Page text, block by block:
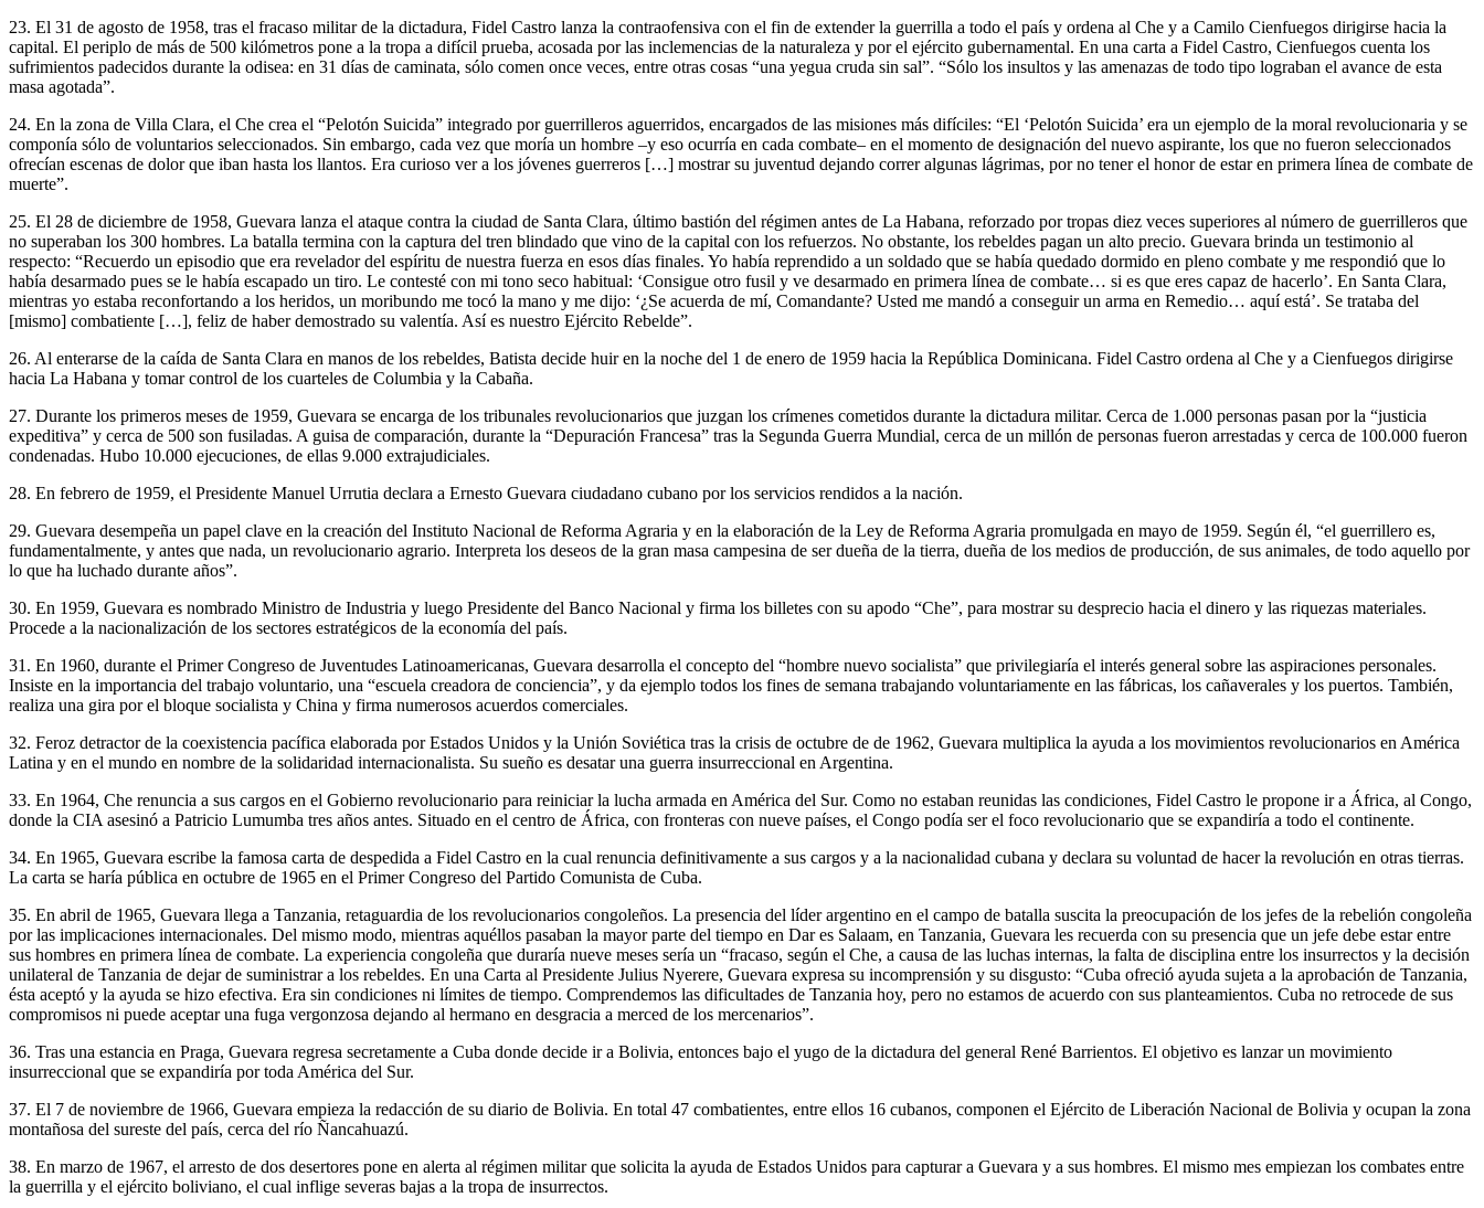
23. El 31 de agosto de 1958, tras el fracaso militar de la dictadura, Fidel Castro lanza la contraofensiva con el fin de extender la guerrilla a todo el país y ordena al Che y a Camilo Cienfuegos dirigirse hacia la
capital. El periplo de más de 500 kilómetros pone a la tropa a difícil prueba, acosada por las inclemencias de la naturaleza y por el ejército gubernamental. En una carta a Fidel Castro, Cienfuegos cuenta los
sufrimientos padecidos durante la odisea: en 31 días de caminata, sólo comen once veces, entre otras cosas “una yegua cruda sin sal”. “Sólo los insultos y las amenazas de todo tipo lograban el avance de esta
masa agotada”.
24. En la zona de Villa Clara, el Che crea el “Pelotón Suicida” integrado por guerrilleros aguerridos, encargados de las misiones más difíciles: “El ‘Pelotón Suicida’ era un ejemplo de la moral revolucionaria y se
componía sólo de voluntarios seleccionados. Sin embargo, cada vez que moría un hombre –y eso ocurría en cada combate– en el momento de designación del nuevo aspirante, los que no fueron seleccionados
ofrecían escenas de dolor que iban hasta los llantos. Era curioso ver a los jóvenes guerreros […] mostrar su juventud dejando correr algunas lágrimas, por no tener el honor de estar en primera línea de combate de
muerte”.
25. El 28 de diciembre de 1958, Guevara lanza el ataque contra la ciudad de Santa Clara, último bastión del régimen antes de La Habana, reforzado por tropas diez veces superiores al número de guerrilleros que
no superaban los 300 hombres. La batalla termina con la captura del tren blindado que vino de la capital con los refuerzos. No obstante, los rebeldes pagan un alto precio. Guevara brinda un testimonio al
respecto: “Recuerdo un episodio que era revelador del espíritu de nuestra fuerza en esos días finales. Yo había reprendido a un soldado que se había quedado dormido en pleno combate y me respondió que lo
había desarmado pues se le había escapado un tiro. Le contesté con mi tono seco habitual: ‘Consigue otro fusil y ve desarmado en primera línea de combate… si es que eres capaz de hacerlo’. En Santa Clara,
mientras yo estaba reconfortando a los heridos, un moribundo me tocó la mano y me dijo: ‘¿Se acuerda de mí, Comandante? Usted me mandó a conseguir un arma en Remedio… aquí está’. Se trataba del
[mismo] combatiente […], feliz de haber demostrado su valentía. Así es nuestro Ejército Rebelde”.
26. Al enterarse de la caída de Santa Clara en manos de los rebeldes, Batista decide huir en la noche del 1 de enero de 1959 hacia la República Dominicana. Fidel Castro ordena al Che y a Cienfuegos dirigirse
hacia La Habana y tomar control de los cuarteles de Columbia y la Cabaña.
27. Durante los primeros meses de 1959, Guevara se encarga de los tribunales revolucionarios que juzgan los crímenes cometidos durante la dictadura militar. Cerca de 1.000 personas pasan por la “justicia
expeditiva” y cerca de 500 son fusiladas. A guisa de comparación, durante la “Depuración Francesa” tras la Segunda Guerra Mundial, cerca de un millón de personas fueron arrestadas y cerca de 100.000 fueron
condenadas. Hubo 10.000 ejecuciones, de ellas 9.000 extrajudiciales.
28. En febrero de 1959, el Presidente Manuel Urrutia declara a Ernesto Guevara ciudadano cubano por los servicios rendidos a la nación.
29. Guevara desempeña un papel clave en la creación del Instituto Nacional de Reforma Agraria y en la elaboración de la Ley de Reforma Agraria promulgada en mayo de 1959. Según él, “el guerrillero es,
fundamentalmente, y antes que nada, un revolucionario agrario. Interpreta los deseos de la gran masa campesina de ser dueña de la tierra, dueña de los medios de producción, de sus animales, de todo aquello por
lo que ha luchado durante años”.
30. En 1959, Guevara es nombrado Ministro de Industria y luego Presidente del Banco Nacional y firma los billetes con su apodo “Che”, para mostrar su desprecio hacia el dinero y las riquezas materiales.
Procede a la nacionalización de los sectores estratégicos de la economía del país.
31. En 1960, durante el Primer Congreso de Juventudes Latinoamericanas, Guevara desarrolla el concepto del “hombre nuevo socialista” que privilegiaría el interés general sobre las aspiraciones personales.
Insiste en la importancia del trabajo voluntario, una “escuela creadora de conciencia”, y da ejemplo todos los fines de semana trabajando voluntariamente en las fábricas, los cañaverales y los puertos. También,
realiza una gira por el bloque socialista y China y firma numerosos acuerdos comerciales.
32. Feroz detractor de la coexistencia pacífica elaborada por Estados Unidos y la Unión Soviética tras la crisis de octubre de de 1962, Guevara multiplica la ayuda a los movimientos revolucionarios en América
Latina y en el mundo en nombre de la solidaridad internacionalista. Su sueño es desatar una guerra insurreccional en Argentina.
33. En 1964, Che renuncia a sus cargos en el Gobierno revolucionario para reiniciar la lucha armada en América del Sur. Como no estaban reunidas las condiciones, Fidel Castro le propone ir a África, al Congo,
donde la CIA asesinó a Patricio Lumumba tres años antes. Situado en el centro de África, con fronteras con nueve países, el Congo podía ser el foco revolucionario que se expandiría a todo el continente.
34. En 1965, Guevara escribe la famosa carta de despedida a Fidel Castro en la cual renuncia definitivamente a sus cargos y a la nacionalidad cubana y declara su voluntad de hacer la revolución en otras tierras.
La carta se haría pública en octubre de 1965 en el Primer Congreso del Partido Comunista de Cuba.
35. En abril de 1965, Guevara llega a Tanzania, retaguardia de los revolucionarios congoleños. La presencia del líder argentino en el campo de batalla suscita la preocupación de los jefes de la rebelión congoleña
por las implicaciones internacionales. Del mismo modo, mientras aquéllos pasaban la mayor parte del tiempo en Dar es Salaam, en Tanzania, Guevara les recuerda con su presencia que un jefe debe estar entre
sus hombres en primera línea de combate. La experiencia congoleña que duraría nueve meses sería un “fracaso, según el Che, a causa de las luchas internas, la falta de disciplina entre los insurrectos y la decisión
unilateral de Tanzania de dejar de suministrar a los rebeldes. En una Carta al Presidente Julius Nyerere, Guevara expresa su incomprensión y su disgusto: “Cuba ofreció ayuda sujeta a la aprobación de Tanzania,
ésta aceptó y la ayuda se hizo efectiva. Era sin condiciones ni límites de tiempo. Comprendemos las dificultades de Tanzania hoy, pero no estamos de acuerdo con sus planteamientos. Cuba no retrocede de sus
compromisos ni puede aceptar una fuga vergonzosa dejando al hermano en desgracia a merced de los mercenarios”.
36. Tras una estancia en Praga, Guevara regresa secretamente a Cuba donde decide ir a Bolivia, entonces bajo el yugo de la dictadura del general René Barrientos. El objetivo es lanzar un movimiento
insurreccional que se expandiría por toda América del Sur.
37. El 7 de noviembre de 1966, Guevara empieza la redacción de su diario de Bolivia. En total 47 combatientes, entre ellos 16 cubanos, componen el Ejército de Liberación Nacional de Bolivia y ocupan la zona
montañosa del sureste del país, cerca del río Ñancahuazú.
38. En marzo de 1967, el arresto de dos desertores pone en alerta al régimen militar que solicita la ayuda de Estados Unidos para capturar a Guevara y a sus hombres. El mismo mes empiezan los combates entre
la guerrilla y el ejército boliviano, el cual inflige severas bajas a la tropa de insurrectos.